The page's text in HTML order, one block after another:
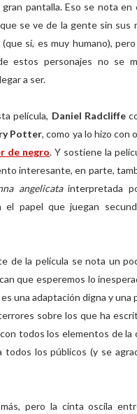
gran pantalla. Eso se nota
se ve de la gente sin sus
sí, es muy humano),
estos personajes no se
a ser.
película, Daniel Radcliffe
Potter, como ya lo hizo con
de negro. Y sostiene la
interesante, en parte,
angelicatainterpretada
el papel que juegan
de la película se nota un
que esperemos lo
es una adaptación digna y una
sobre los que ha
todos los elementos de la
todos los públicos (y se
pero la cinta oscila